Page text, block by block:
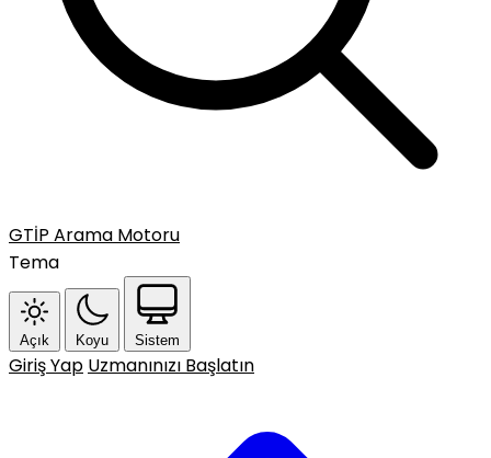
GTİP Arama Motoru
Tema
Açık Koyu Sistem
Giriş Yap Uzmanınızı Başlatın